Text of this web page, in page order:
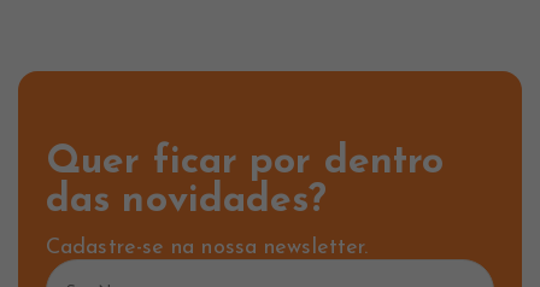
Quer ficar por dentro
das novidades?
Cadastre-se na nossa newsletter.